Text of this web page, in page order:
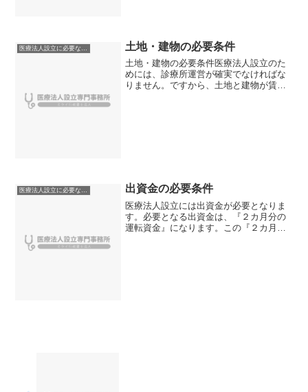
医療法人設立に必要な条件 土地・建物の必要条件
土地・建物の必要条件医療法人設立のた
めには、診療所運営が確実でなければな
りません。ですから、土地と建物が賃貸
医療法人設立に必要な条件 出資金の必要条件
医療法人設立には出資金が必要となりま
す。必要となる出資金は、『２カ月分の
運転資金』になります。この『２カ月分